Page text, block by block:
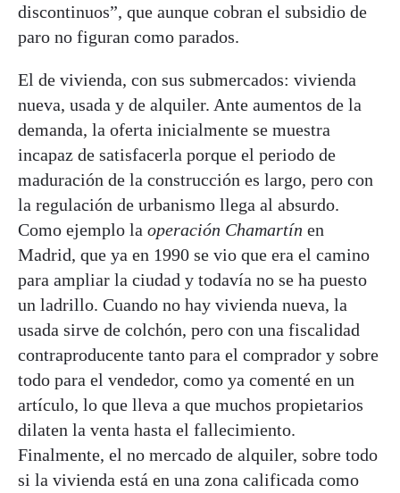
discontinuos”, que aunque cobran el subsidio de
paro no figuran como parados.
El de vivienda, con sus submercados: vivienda
nueva, usada y de alquiler. Ante aumentos de la
demanda, la oferta inicialmente se muestra
incapaz de satisfacerla porque el periodo de
maduración de la construcción es largo, pero con
la regulación de urbanismo llega al absurdo.
Como ejemplo la operación Chamartín en
Madrid, que ya en 1990 se vio que era el camino
para ampliar la ciudad y todavía no se ha puesto
un ladrillo. Cuando no hay vivienda nueva, la
usada sirve de colchón, pero con una fiscalidad
contraproducente tanto para el comprador y sobre
todo para el vendedor, como ya comenté en un
artículo, lo que lleva a que muchos propietarios
dilaten la venta hasta el fallecimiento.
Finalmente, el no mercado de alquiler, sobre todo
si la vivienda está en una zona calificada como